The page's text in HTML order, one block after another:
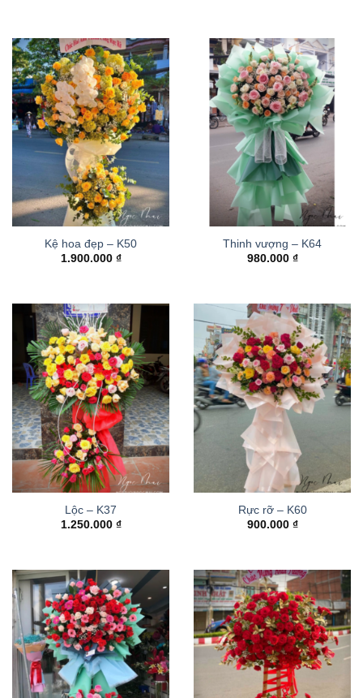
Kệ hoa đẹp – K50
1.900.000 ₫
Thinh vượng – K64
980.000 ₫
Lộc – K37
1.250.000 ₫
Rực rỡ – K60
900.000 ₫